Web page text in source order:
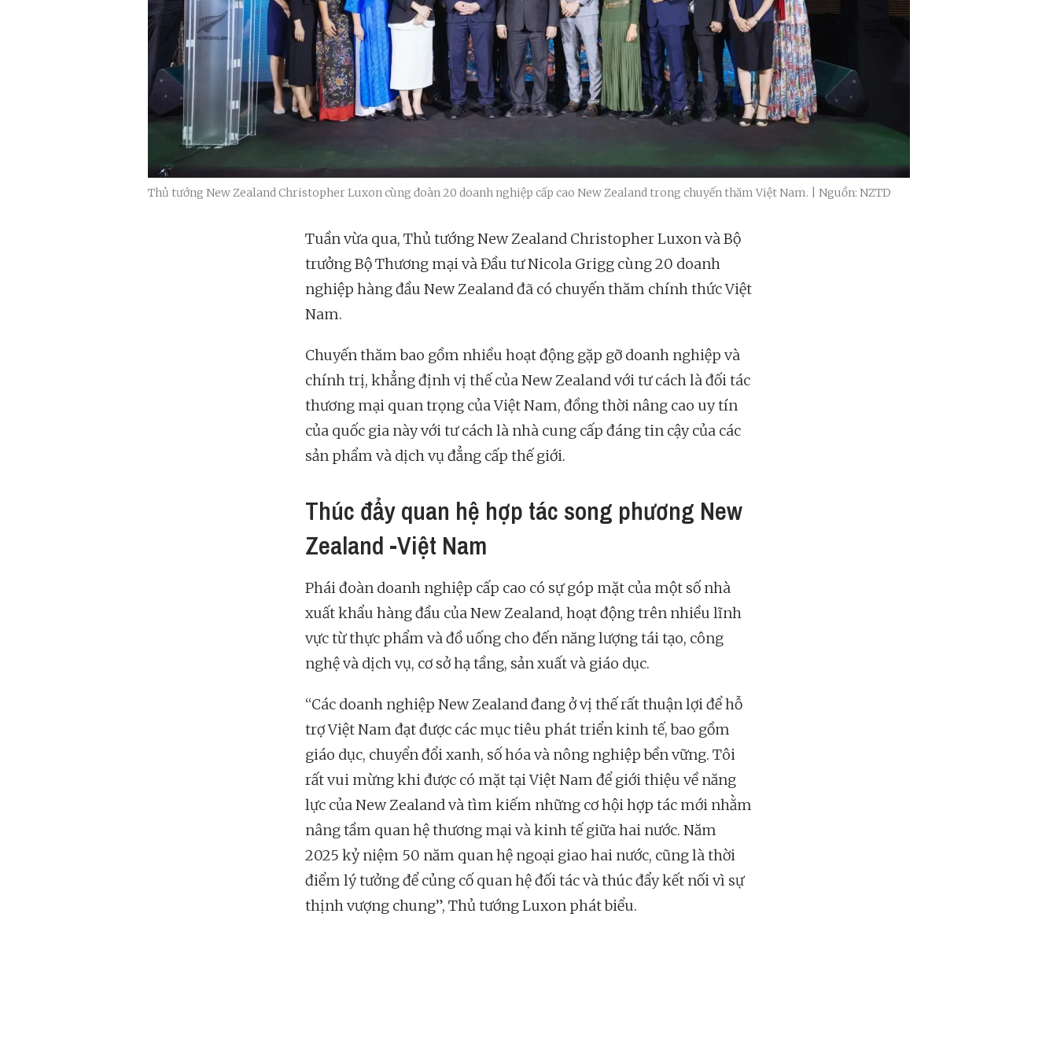
Thủ tướng New Zealand Christopher Luxon cùng đoàn 20 doanh nghiệp cấp cao New Zealand trong chuyến thăm Việt Nam. | Nguồn: NZTD
Tuần vừa qua, Thủ tướng New Zealand Christopher Luxon và Bộ
trưởng Bộ Thương mại và Đầu tư Nicola Grigg cùng 20 doanh
nghiệp hàng đầu New Zealand đã có chuyến thăm chính thức Việt
Nam.
Chuyến thăm bao gồm nhiều hoạt động gặp gỡ doanh nghiệp và
chính trị, khẳng định vị thế của New Zealand với tư cách là đối tác
thương mại quan trọng của Việt Nam, đồng thời nâng cao uy tín
của quốc gia này với tư cách là nhà cung cấp đáng tin cậy của các
sản phẩm và dịch vụ đẳng cấp thế giới.
Thúc đẩy quan hệ hợp tác song phương New
Zealand -Việt Nam
Phái đoàn doanh nghiệp cấp cao có sự góp mặt của một số nhà
xuất khẩu hàng đầu của New Zealand, hoạt động trên nhiều lĩnh
vực từ thực phẩm và đồ uống cho đến năng lượng tái tạo, công
nghệ và dịch vụ, cơ sở hạ tầng, sản xuất và giáo dục.
“Các doanh nghiệp New Zealand đang ở vị thế rất thuận lợi để hỗ
trợ Việt Nam đạt được các mục tiêu phát triển kinh tế, bao gồm
giáo dục, chuyển đổi xanh, số hóa và nông nghiệp bền vững. Tôi
rất vui mừng khi được có mặt tại Việt Nam để giới thiệu về năng
lực của New Zealand và tìm kiếm những cơ hội hợp tác mới nhằm
nâng tầm quan hệ thương mại và kinh tế giữa hai nước. Năm
2025 kỷ niệm 50 năm quan hệ ngoại giao hai nước, cũng là thời
điểm lý tưởng để củng cố quan hệ đối tác và thúc đẩy kết nối vì sự
thịnh vượng chung”, Thủ tướng Luxon phát biểu.